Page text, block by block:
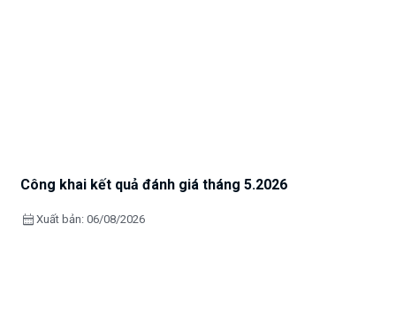
Công khai kết quả đánh giá tháng 5.2026
calendar_month Xuất bản: 06/08/2026